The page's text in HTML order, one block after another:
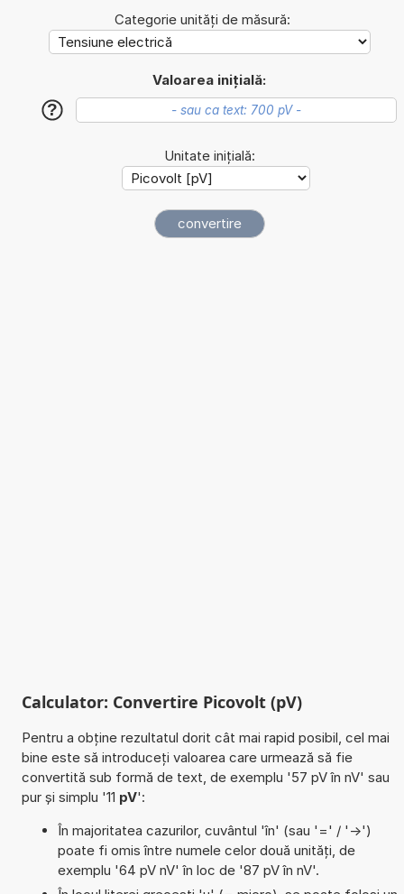
Categorie unități de măsură:
Valoarea inițială:
?
Unitate inițială:
Calculator: Convertire Picovolt (pV)
Pentru a obține rezultatul dorit cât mai rapid posibil, cel mai
bine este să introduceți valoarea care urmează să fie
convertită sub formă de text, de exemplu '57 pV în nV' sau
pur și simplu '11 pV':
În majoritatea cazurilor, cuvântul 'în' (sau '=' / '->')
poate fi omis între numele celor două unități, de
exemplu '64 pV nV' în loc de '87 pV în nV'.